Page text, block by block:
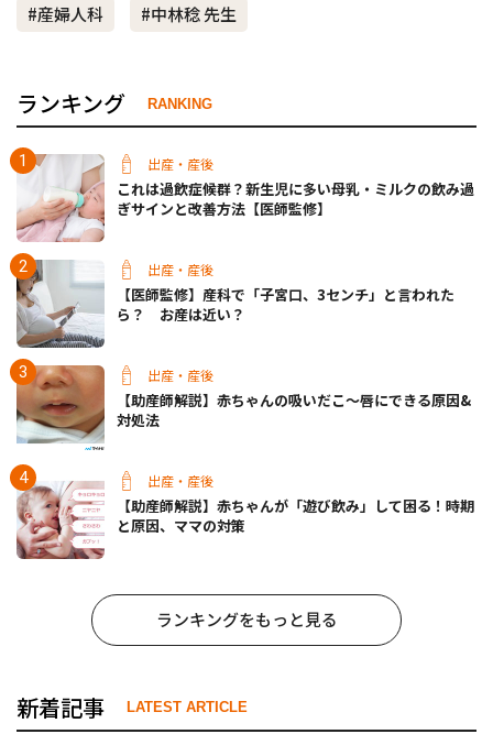
#産婦人科
#中林稔 先生
ランキング RANKING
出産・産後
これは過飲症候群？新生児に多い母乳・ミルクの飲み過
ぎサインと改善方法【医師監修】
出産・産後
【医師監修】産科で「子宮口、3センチ」と言われた
ら？ お産は近い？
出産・産後
【助産師解説】赤ちゃんの吸いだこ〜唇にできる原因&
対処法
出産・産後
【助産師解説】赤ちゃんが「遊び飲み」して困る！時期
と原因、ママの対策
ランキングをもっと見る
新着記事 LATEST ARTICLE